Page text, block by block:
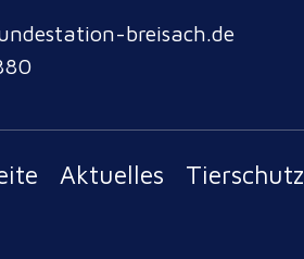
breisach.de
Aktuelles Tierschutz